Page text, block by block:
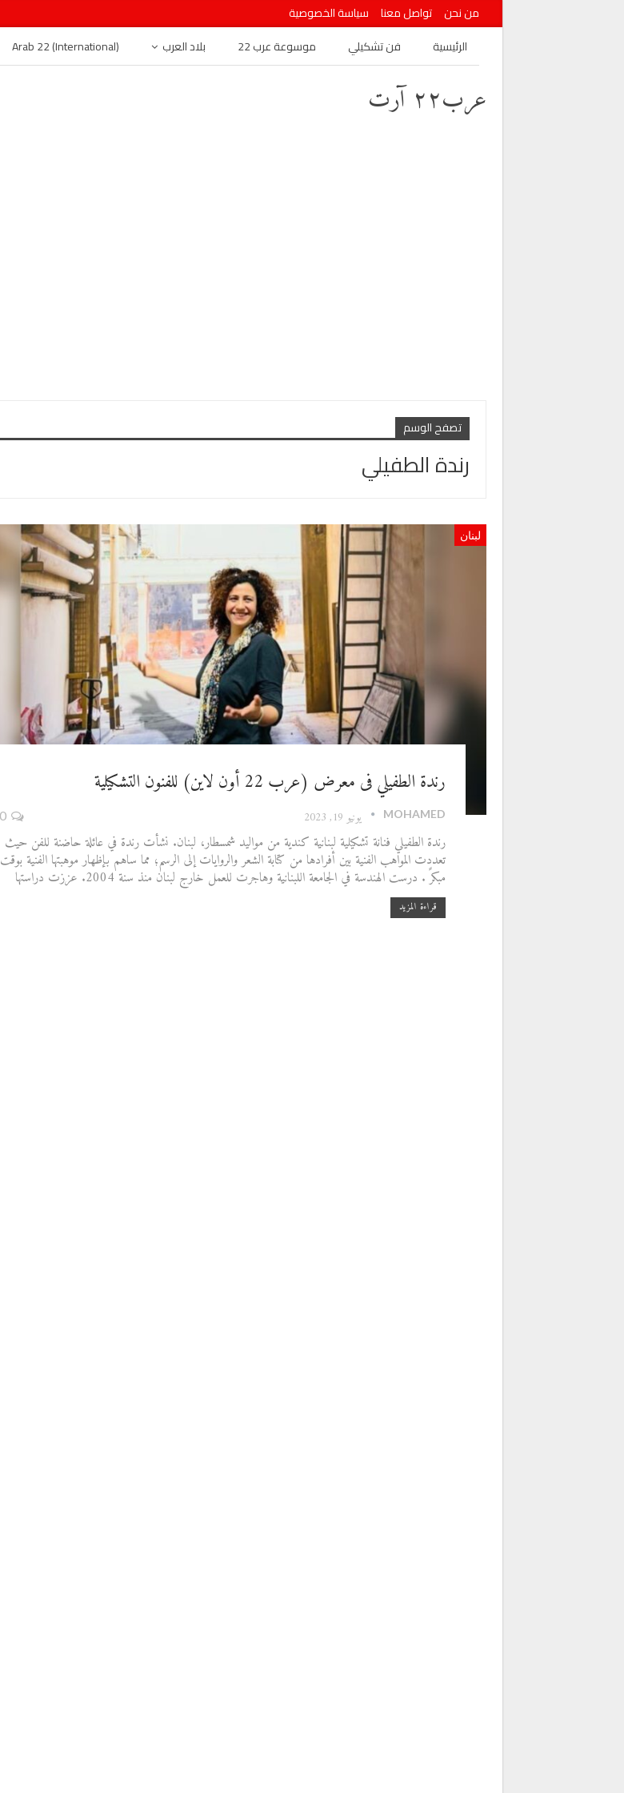
من نحن تواصل معنا
سياسة الخصوصية
الرئيسية
فن تشكيلي موسوعة عرب 22 بلاد العرب Arab 22 (International)
عرب٢٢ آرت
تصفح الوسم
رندة الطفيلي
لبنان
رندة الطفيلي فى معرض (عرب 22 أون لاين) للفنون التشكيلية
MOHAMED يونيو 19, 2023
رندة الطفيلي فنانة تشكيلية لبنانية كندية من مواليد شمسطار، لبنان. نشأت رندة في عائلة حاضنة للفن حيث
تعددت المواهب الفنية بين أفرادها من كتابة الشعر والروايات إلى الرسم؛ مما ساهم بإظهار موهبتها الفنية بوقت
مبكرً . درست الهندسة في الجامعة اللبنانية وهاجرت للعمل خارج لبنان منذ سنة 2004. عززت دراستها
قراءة المزيد